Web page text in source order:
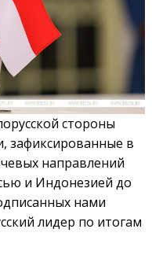
стороны
зафиксированные в
направлений
и Индонезией до
нами
лидер по итогам